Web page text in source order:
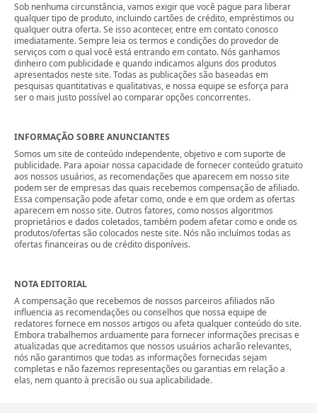
Sob nenhuma circunstância, vamos exigir que você pague para liberar
qualquer tipo de produto, incluindo cartões de crédito, empréstimos ou
qualquer outra oferta. Se isso acontecer, entre em contato conosco
imediatamente. Sempre leia os termos e condições do provedor de
serviços com o qual você está entrando em contato. Nós ganhamos
dinheiro com publicidade e quando indicamos alguns dos produtos
apresentados neste site. Todas as publicações são baseadas em
pesquisas quantitativas e qualitativas, e nossa equipe se esforça para
ser o mais justo possível ao comparar opções concorrentes.
INFORMAÇÃO SOBRE ANUNCIANTES
Somos um site de conteúdo independente, objetivo e com suporte de
publicidade. Para apoiar nossa capacidade de fornecer conteúdo gratuito
aos nossos usuários, as recomendações que aparecem em nosso site
podem ser de empresas das quais recebemos compensação de afiliado.
Essa compensação pode afetar como, onde e em que ordem as ofertas
aparecem em nosso site. Outros fatores, como nossos algoritmos
proprietários e dados coletados, também podem afetar como e onde os
produtos/ofertas são colocados neste site. Nós não incluímos todas as
ofertas financeiras ou de crédito disponíveis.
NOTA EDITORIAL
A compensação que recebemos de nossos parceiros afiliados não
influencia as recomendações ou conselhos que nossa equipe de
redatores fornece em nossos artigos ou afeta qualquer conteúdo do site.
Embora trabalhemos arduamente para fornecer informações precisas e
atualizadas que acreditamos que nossos usuários acharão relevantes,
nós não garantimos que todas as informações fornecidas sejam
completas e não fazemos representações ou garantias em relação a
elas, nem quanto à precisão ou sua aplicabilidade.